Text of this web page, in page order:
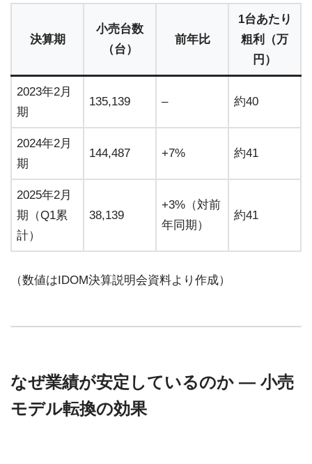
決算期
小売台数
（台）
前年比
1台あたり
粗利（万
円）
2023年2月
期
135,139 – 約40
2024年2月
期
144,487 +7% 約41
2025年2月
期（Q1累
計）
38,139
+3%（対前
年同期）
約41
（数値はIDOM決算説明会資料より作成）
なぜ業績が安定しているのか — 小売
モデル転換の効果